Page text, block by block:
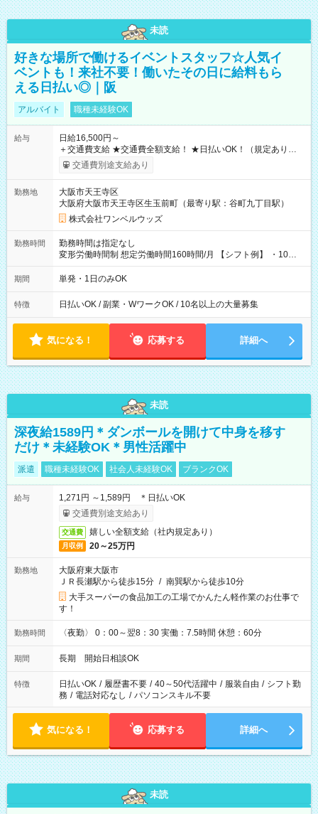
未読
好きな場所で働けるイベントスタッフ☆人気イ
ベントも！来社不要！働いたその日に給料もら
える日払い◎｜阪
アルバイト 職種未経験OK
給与
日給16,500円～
＋交通費支給 ★交通費全額支給！ ★日払いOK！（規定あり） ┗
働いたその日に現金GET♪ お仕事後はコンビニATMから 日払
交通費別途支給あり
勤務地
大阪市天王寺区
大阪府大阪市天王寺区生玉前町（最寄り駅：谷町九丁目駅）
株式会社ワンベルウッズ
勤務時間
勤務時間は指定なし
変形労働時間制 想定労働時間160時間/月 【シフト例】 ・10：
00～20：00
期間 単発・1日のみOK
特徴 日払いOK / 副業・WワークOK / 10名以上の大量募集
気になる！ 応募する 詳細へ
未読
深夜給1589円＊ダンボールを開けて中身を移す
だけ＊未経験OK＊男性活躍中
派遣 職種未経験OK 社会人未経験OK ブランクOK
給与
1,271円 ～1,589円 ＊日払いOK
交通費別途支給あり
交通費 嬉しい全額支給（社内規定あり）
月収例 20～25万円
勤務地
大阪府東大阪市
ＪＲ長瀬駅から徒歩15分 / 南巽駅から徒歩10分
大手スーパーの食品加工の工場でかんたん軽作業のお仕事で
す！
勤務時間 〈夜勤〉 0：00～翌8：30 実働：7.5時間 休憩：60分
期間 長期 開始日相談OK
特徴 日払いOK / 履歴書不要 / 40～50代活躍中 / 服装自由 / シフト勤
務 / 電話対応なし / パソコンスキル不要
気になる！ 応募する 詳細へ
未読